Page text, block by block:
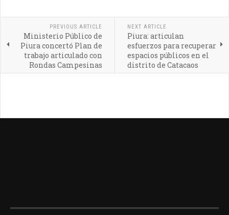
PREVIOUS ARTICLE
Ministerio Público de
Piura concertó Plan de
trabajo articulado con
Rondas Campesinas
NEXT ARTICLE
Piura: articulan
esfuerzos para recuperar
espacios públicos en el
distrito de Catacaos